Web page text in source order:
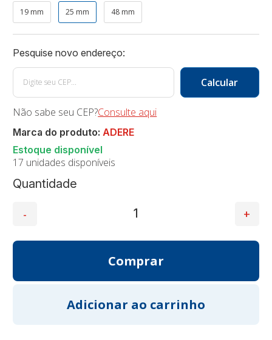
19 mm 25 mm 48 mm
Quantidade
Não sabe seu CEP?Consulte aqui
17 unidades disponíveis
Marca do produto: ADERE